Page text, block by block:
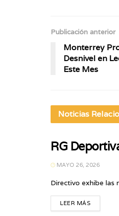
Publicación anterior
Monterrey
Desnivel en
Este Mes
Noticias
RG
MAYO 26, 2026
Directivo exhibe las
LEER MÁS